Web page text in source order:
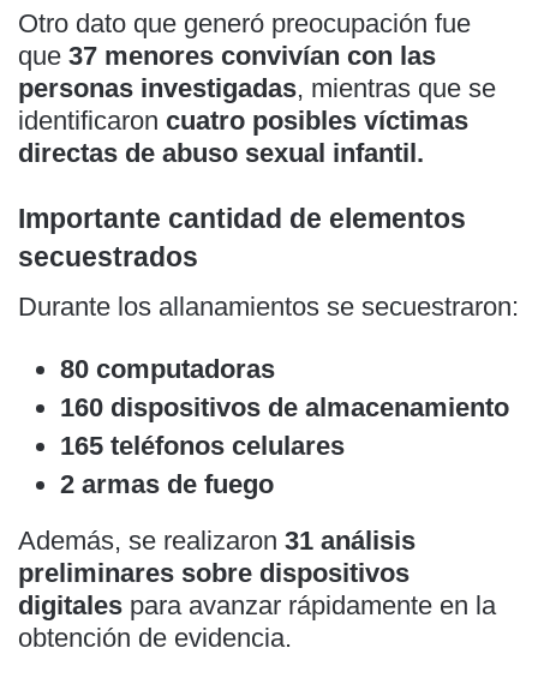
Otro dato que generó preocupación fue
que 37 menores convivían con las
personas investigadas, mientras que se
identificaron cuatro posibles víctimas
directas de abuso sexual infantil.
Importante cantidad de elementos
secuestrados
Durante los allanamientos se secuestraron:
80 computadoras
160 dispositivos de almacenamiento
165 teléfonos celulares
2 armas de fuego
Además, se realizaron 31 análisis
preliminares sobre dispositivos
digitales para avanzar rápidamente en la
obtención de evidencia.